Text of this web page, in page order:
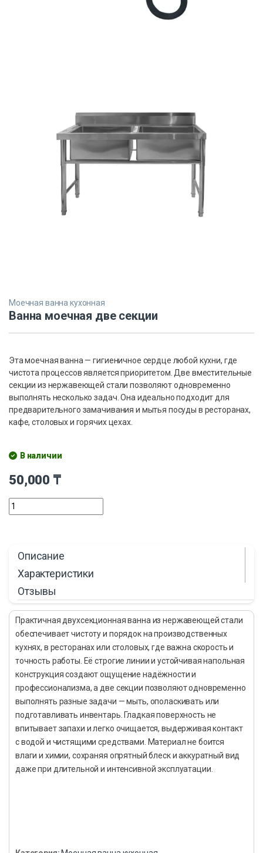
Моечная ванна кухонная
Ванна моечная две секции
Эта моечная ванна — гигиеничное сердце любой кухни, где
чистота процессов является приоритетом. Две вместительные
секции из нержавеющей стали позволяют одновременно
выполнять несколько задач. Она идеально подходит для
предварительного замачивания и мытья посуды в ресторанах,
кафе, столовых и горячих цехах.
В наличии
50,000 ₸
Описание
Характеристики
Отзывы
Практичная двухсекционная ванна из нержавеющей стали
обеспечивает чистоту и порядок на производственных
кухнях, в ресторанах или столовых, где важна скорость и
точность работы. Её строгие линии и устойчивая напольная
конструкция создают ощущение надёжности и
профессионализма, а две секции позволяют одновременно
выполнять разные задачи — мыть, ополаскивать или
подготавливать инвентарь. Гладкая поверхность не
впитывает запахи и легко очищается, выдерживая контакт
с водой и чистящими средствами. Материал не боится
влаги и химии, сохраняя опрятный блеск и аккуратный вид
даже при длительной и интенсивной эксплуатации.